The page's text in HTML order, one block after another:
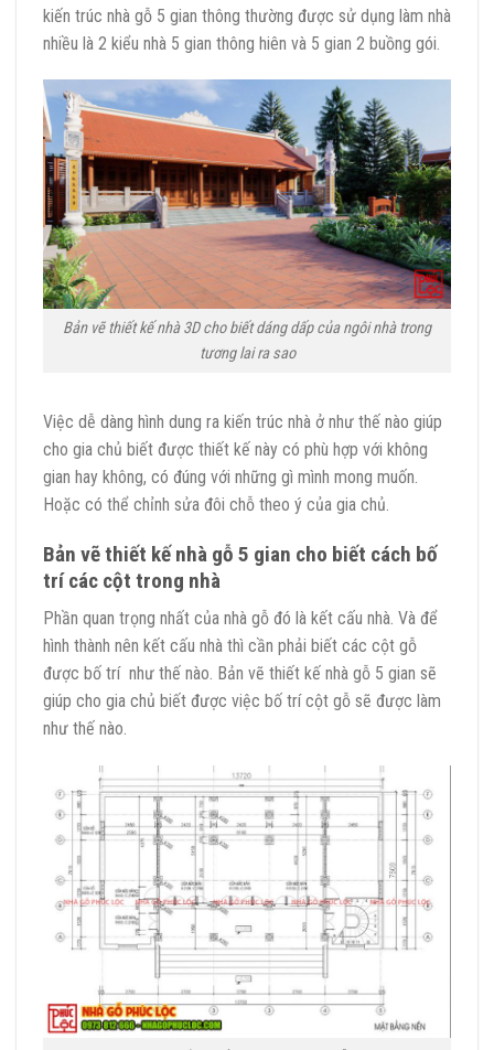
kiến trúc nhà gỗ 5 gian thông thường được sử dụng làm nhà
nhiều là 2 kiểu nhà 5 gian thông hiên và 5 gian 2 buồng gói.
Bản vẽ thiết kế nhà 3D cho biết dáng dấp của ngôi nhà trong
tương lai ra sao
Việc dễ dàng hình dung ra kiến trúc nhà ở như thế nào giúp
cho gia chủ biết được thiết kế này có phù hợp với không
gian hay không, có đúng với những gì mình mong muốn.
Hoặc có thể chỉnh sửa đôi chỗ theo ý của gia chủ.
Bản vẽ thiết kế nhà gỗ 5 gian cho biết cách bố
trí các cột trong nhà
Phần quan trọng nhất của nhà gỗ đó là kết cấu nhà. Và để
hình thành nên kết cấu nhà thì cần phải biết các cột gỗ
được bố trí như thế nào. Bản vẽ thiết kế nhà gỗ 5 gian sẽ
giúp cho gia chủ biết được việc bố trí cột gỗ sẽ được làm
như thế nào.